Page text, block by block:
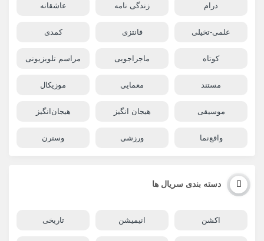
درام زندگی نامه عاشقانه
علمی-تخیلی فانتزی کمدی
کوتاه ماجراجویی مراسم تلویزیونی
مستند معمایی موزیکال
موسیقی هیجان انگیز هیجان‌انگیز
واقع‌نما ورزشی وسترن
دسته بندی سریال ها
اکشن انیمیشن تاریخی